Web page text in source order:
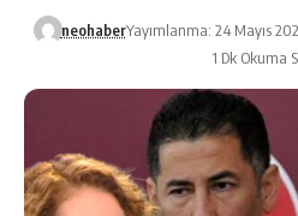
neohaberYayımlanma: 24 Mayıs
1 Dk Okuma